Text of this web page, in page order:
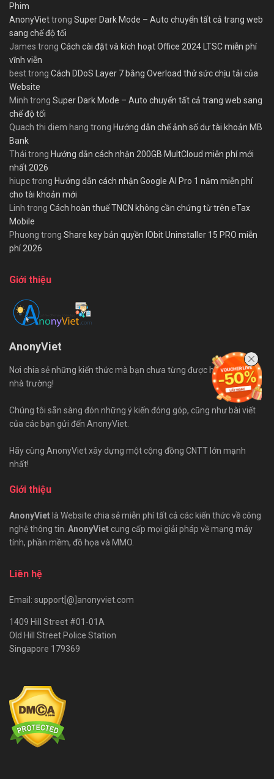
Phim
AnonyViettrong Super Dark Mode – Auto chuyển tất cả trang web
sang chế độ tối
James trong Cách cài đặt và kích hoạt Office 2024 LTSC miễn phí
vĩnh viễn
besttrong Cách DDoS Layer 7 bằng Overload thử sức chịu tải của
Website
Minh trong Super Dark Mode – Auto chuyển tất cả trang web sang
chế độ tối
Quach thi diem hang trong Hướng dẫn chế ảnh số dư tài khoản MB
Bank
Thái trong Hướng dẫn cách nhận 200GB MultCloud miễn phí mới
nhất 2026
hiupctrong Hướng dẫn cách nhận Google AI Pro 1 năm miễn phí
cho tài khoản mới
Linh trong Cách hoàn thuế TNCN không cần chứng từ trên eTax
Mobile
Phuong trong Share key bản quyền IObit Uninstaller 15 PRO miễn
phí 2026
Giới thiệu
AnonyViet
Nơi chia sẻ những kiến thức mà bạn chưa từng được học trên ghế
nhà trường!
Chúng tôi sẵn sàng đón những ý kiến đóng góp, cũng như bài viết
của các bạn gửi đến AnonyViet.
Hãy cùng AnonyViet xây dựng một cộng đồng CNTT lớn mạnh
nhất!
Giới thiệu
AnonyVietlà Website chia sẻ miễn phí tất cả các kiến thức về công
nghệ thông tin. AnonyViet cung cấp mọi giải pháp về mạng máy
tính, phần mềm, đồ họa và MMO.
Liên hệ
Email: support[@]anonyviet.com
1409 Hill Street #01-01A
Old Hill Street Police Station
Singapore 179369